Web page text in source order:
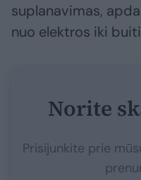
suplanavimas,
nuo elektros iki
Norite
Prisijunkite prie